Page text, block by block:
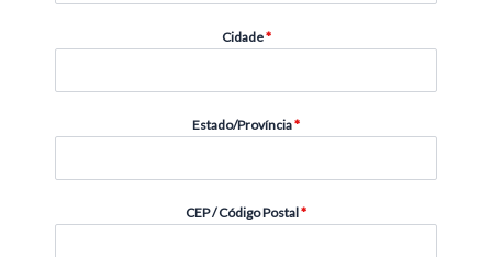
Cidade*
Estado/Província*
CEP / Código Postal*